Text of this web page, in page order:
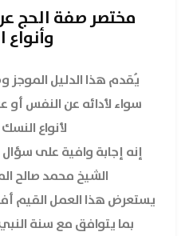
مختصر صفة الحج
يُقدم هذا الدليل الموجز
سواء لأدائه عن النفس أو
لأنواع
إنه إجابة وافية على
الشيخ محمد صالح
يستعرض هذا العمل القيم
بما يتوافق مع سنة